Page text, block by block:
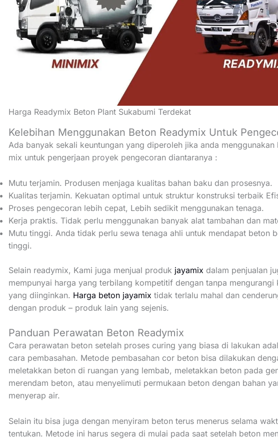
Harga Readymix Beton Plant Sukabumi Terdekat
Kelebihan Menggunakan Beton Readymix Untuk
Ada banyak sekali keuntungan yang diperoleh jika anda menggunakan
mix untuk pengerjaan proyek pengecoran diantaranya :
Mutu terjamin. Produsen menjaga kualitas bahan baku dan prosesnya.
Kualitas terjamin. Kekuatan optimal untuk struktur konstruksi terbaik
Proses pengecoran lebih cepat, Lebih sedikit menggunakan tenaga.
Kerja praktis. Tidak perlu menggunakan banyak alat tambahan dan
Mutu tinggi. Anda tidak perlu sewa tenaga ahli untuk mendapat beton
tinggi.
Selain readymix, Kami juga menjual produk jayamix dalam penjualan
mempunyai harga yang terbilang kompetitif dengan tanpa mengurangi
yang diinginkan. Harga beton jayamix tidak terlalu mahal dan
dengan produk – produk lain yang sejenis.
Panduan Perawatan Beton Readymix
Cara perawatan beton setelah proses curing yang biasa di lakukan
cara pembasahan. Metode pembasahan cor beton bisa dilakukan
meletakkan beton di ruangan yang lembab, meletakkan beton pada
merendam beton, atau menyelimuti permukaan beton dengan bahan
menyerap air.
Selain itu bisa juga dengan menyiram beton terus menerus selama
tentukan. Metode ini harus segera di mulai pada saat setelah beton